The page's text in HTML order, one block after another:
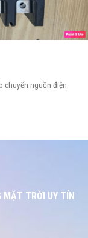
chuyển nguồn điện
MẶT TRỜI UY TÍN